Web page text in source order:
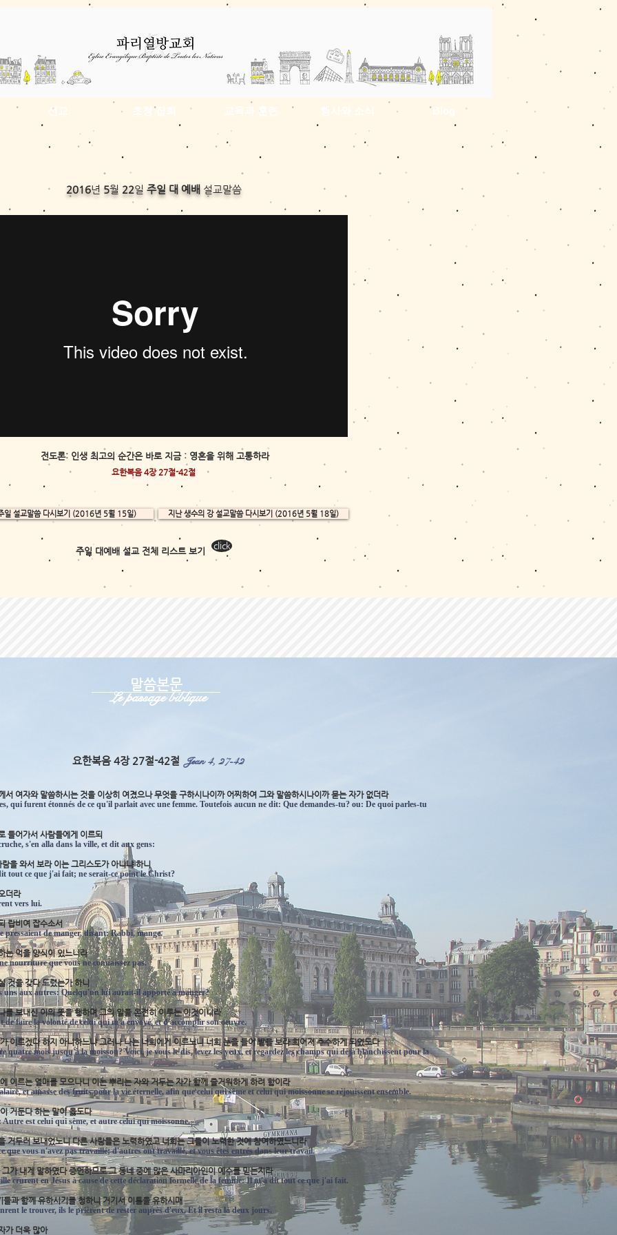
선교 초청 집회 교육과 훈련 행사와 소식
2016년 5월 22일 주일 대 예배 설교말씀
전도론: 인생 최고의 순간은 바로 지금 : 영혼을 위해 고통하라
요한복음 4장 27절-42절
일 설교말씀 다시보기 (2016년 5월 15일) 지난 생수의 강 설교말씀 다시보기 (2016년 5월 18일)
주일 대예배 설교 전체 리스트 보기
click
말씀본문
Le passage biblique
요한복음 4장 27절-42절 Jean 4, 27-42
여자와 말씀하시는 것을 이상히 여겼으나 무엇을 구하시나이까 어찌하여 그와 말씀하시나이까 묻는 자가 없더라
qui furent étonnés de ce qu'il parlait avec une femme. Toutefois aucun ne dit: Que demandes-tu? ou: De quoi parles-tu
들어가서 사람들에게 이르되
s'en alla dans la ville, et dit aux gens:
을 와서 보라 이는 그리스도가 아니냐 하니
tout ce que j'ai fait; ne serait-ce point le Christ?
더라
vers lui.
랍비여 잡수소서
pressaient de manger, disant: Rabbi, mange.
는 먹을 양식이 있느니라
nourriture que vous ne connaissez pas.
것을 갖다 드렸는가 하니
uns aux autres: Quelqu'un lui aurait-il apporté à manger?
보내신 이의 뜻을 행하며 그의 일을 온전히 이루는 이것이니라
faire la volonté de celui qui m'a envoyé, et d'accomplir son oeuvre.
이르겠다 하지 아니하느냐 그러나 나는 너희에게 이르노니 너희 눈을 들어 밭을 보라 희어져 추수하게 되었도다
quatre mois jusqu'à la moisson? Voici, je vous le dis, levez les yeux, et regardez les champs qui déjà blanchissent pour la
이르는 열매를 모으나니 이는 뿌리는 자와 거두는 자가 함께 즐거워하게 하려 함이라
et amasse des fruits pour la vie éternelle, afin que celui qui sème et celui qui moissonne se réjouissent ensemble.
거둔다 하는 말이 옳도다
est celui qui sème, et autre celui qui moissonne.
거두러 보내었노니 다른 사람들은 노력하였고 너희는 그들이 노력한 것에 참여하였느니라
que vous n'avez pas travaillé; d'autres ont travaillé, et vous êtes entrés dans leur travail.
가 내게 말하였다 증언하므로 그 동네 중에 많은 사마리아인이 예수를 믿는지라
crurent en Jésus à cause de cette déclaration formelle de la femme: Il m'a dit tout ce que j'ai fait.
과 함께 유하시기를 청하니 거기서 이틀을 유하시매
le trouver, ils le prièrent de rester auprès d'eux. Et il resta là deux jours.
가 더욱 많아